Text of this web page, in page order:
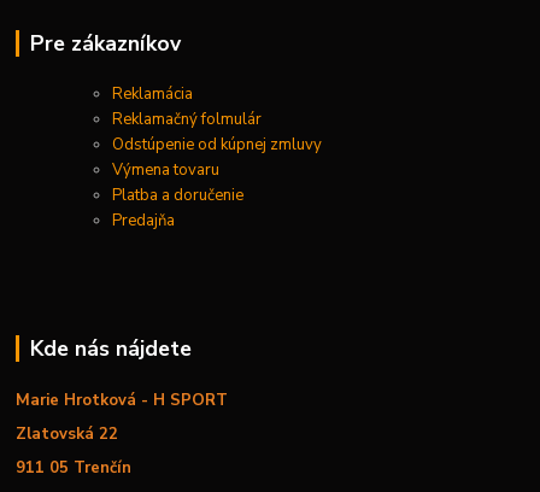
Pre zákazníkov
Reklamácia
Reklamačný folmulár
Odstúpenie od kúpnej zmluvy
Výmena tovaru
Platba a doručenie
Predajňa
Kde nás nájdete
Marie Hrotková - H SPORT
Zlatovská 22
911 05 Trenčín